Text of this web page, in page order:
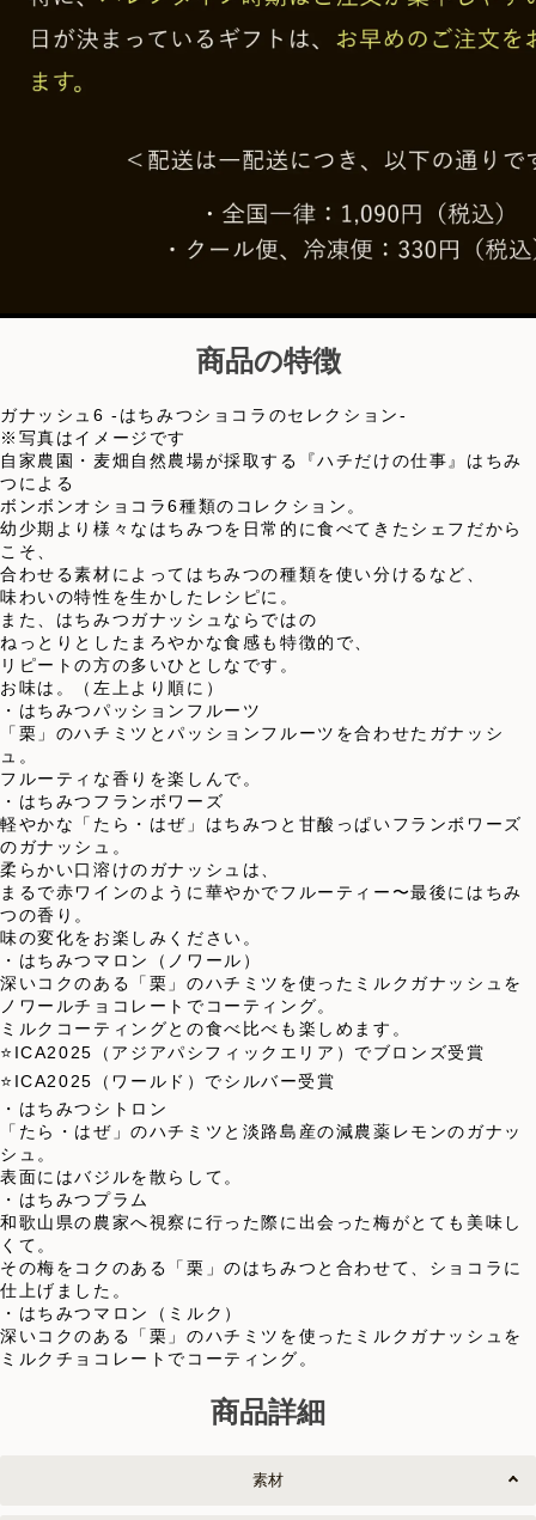
商品の特徴
ガナッシュ6 -はちみつショコラのセレクション-
※写真はイメージです
自家農園・麦畑自然農場が採取する『ハチだけの仕事』はちみ
つによる
ボンボンオショコラ6種類のコレクション。
幼少期より様々なはちみつを日常的に食べてきたシェフだから
こそ、
合わせる素材によってはちみつの種類を使い分けるなど、
味わいの特性を生かしたレシピに。
また、はちみつガナッシュならではの
ねっとりとしたまろやかな食感も特徴的で、
リピートの方の多いひとしなです。
お味は。（左上より順に）
・はちみつパッションフルーツ
「栗」のハチミツとパッションフルーツを合わせたガナッシ
ュ。
フルーティな香りを楽しんで。
・はちみつフランボワーズ
軽やかな「たら・はぜ」はちみつと甘酸っぱいフランボワーズ
のガナッシュ。
柔らかい口溶けのガナッシュは、
まるで赤ワインのように華やかでフルーティー〜最後にはちみ
つの香り。
味の変化をお楽しみください。
・はちみつマロン（ノワール）
深いコクのある「栗」のハチミツを使ったミルクガナッシュを
ノワールチョコレートでコーティング。
ミルクコーティングとの食べ比べも楽しめます。
⭐️ICA2025（アジアパシフィックエリア）でブロンズ受賞
⭐️ICA2025（ワールド）でシルバー受賞
・はちみつシトロン
「たら・はぜ」のハチミツと淡路島産の減農薬レモンのガナッ
シュ。
表面にはバジルを散らして。
・はちみつプラム
和歌山県の農家へ視察に行った際に出会った梅がとても美味し
くて。
その梅をコクのある「栗」のはちみつと合わせて、ショコラに
仕上げました。
・はちみつマロン（ミルク）
深いコクのある「栗」のハチミツを使ったミルクガナッシュを
ミルクチョコレートでコーティング。
商品詳細
素材